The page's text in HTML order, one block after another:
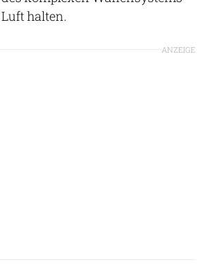
halten.
ANZEIGE